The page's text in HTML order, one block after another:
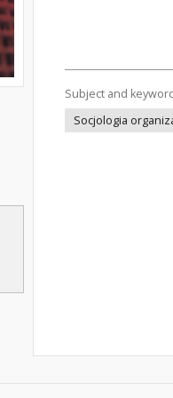
Subject and
Socjologia